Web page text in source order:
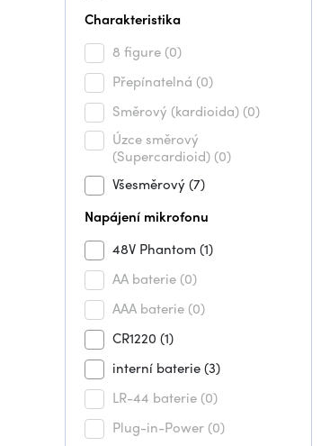
Charakteristika
8 figure (0)
Přepínatelná (0)
Směrový (kardioida) (0)
Úzce směrový
(Supercardioid) (0)
Všesměrový(7)
Napájení mikrofonu
48V Phantom(1)
AA baterie (0)
AAA baterie (0)
CR1220 (1)
interní baterie(3)
LR-44 baterie (0)
Plug-in-Power (0)